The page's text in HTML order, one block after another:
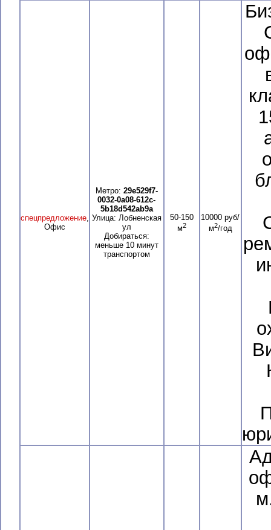
спецпредложение,
Офис
Метро: 29e529f7-
0032-0a08-612c-
5b18d542ab9a
Улица: Лобненская
ул
Добираться:
меньше 10 минут
транспортом
50-150
м2
10000 руб/
м2/год